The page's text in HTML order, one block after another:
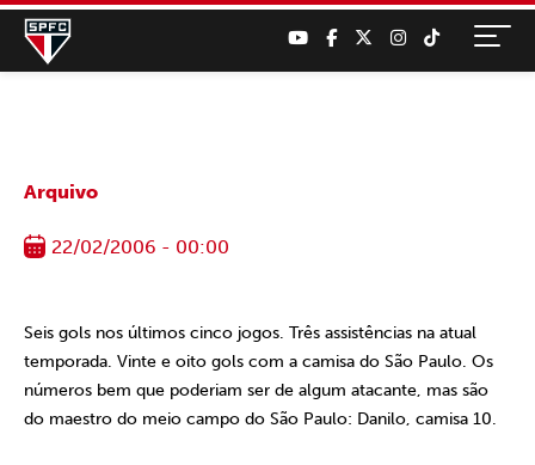
Arquivo
22/02/2006 - 00:00
Seis gols nos últimos cinco jogos. Três assistências na atual
temporada. Vinte e oito gols com a camisa do São Paulo. Os
números bem que poderiam ser de algum atacante, mas são
do maestro do meio campo do São Paulo: Danilo, camisa 10.